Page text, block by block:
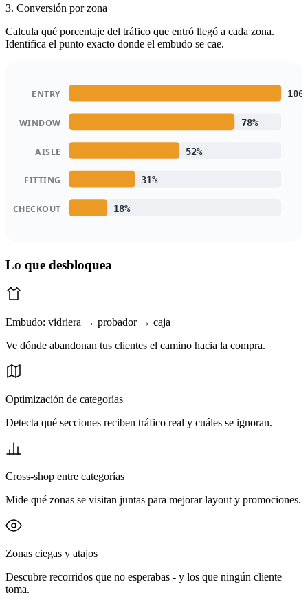
3. Conversión por zona
Calcula qué porcentaje del tráfico que entró llegó a cada zona.
Identifica el punto exacto donde el embudo se cae.
ENTRY 100
WINDOW 78%
AISLE 52%
FITTING 31%
CHECKOUT 18%
Lo que desbloquea
Embudo: vidriera → probador → caja
Ve dónde abandonan tus clientes el camino hacia la compra.
Optimización de categorías
Detecta qué secciones reciben tráfico real y cuáles se ignoran.
Cross-shop entre categorías
Mide qué zonas se visitan juntas para mejorar layout y promociones.
Zonas ciegas y atajos
Descubre recorridos que no esperabas - y los que ningún cliente
toma.